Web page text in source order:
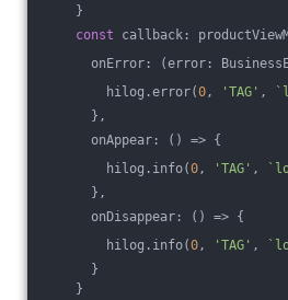
}
const callback:
onError:
(error:
hilog.error(0, 'TAG' ,
},
onAppear:
() => {
hilog.info(0, 'TAG' ,
},
onDisappear:
() => {
hilog.info(0, 'TAG' ,
}
}